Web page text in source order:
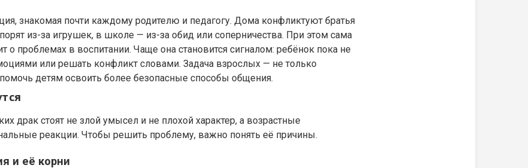
знакомая почти каждому родителю и педагогу. Дома конфликтуют братья
из-за игрушек, в школе — из-за обид или соперничества. При этом сама
о проблемах в воспитании. Чаще она становится сигналом: ребёнок пока не
или решать конфликт словами. Задача взрослых — не только
помочь детям освоить более безопасные способы общения.
драк стоят не злой умысел и не плохой характер, а возрастные
реакции. Чтобы решить проблему, важно понять её причины.
и её корни